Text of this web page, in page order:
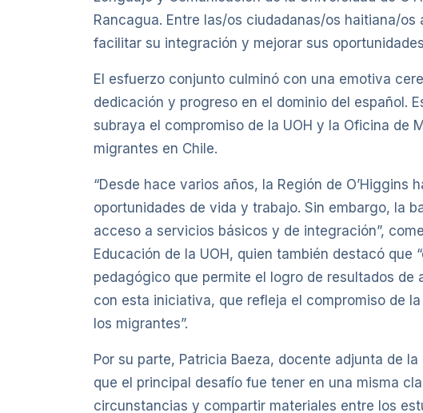
Rancagua. Entre las/os ciudadanas/os haitiana/
facilitar su integración y mejorar sus
El esfuerzo conjunto culminó con una emotiva
dedicación y progreso en el dominio del español.
subraya el compromiso de la UOH y la Oficina de
migrantes en Chile.
“Desde hace varios años, la Región de
oportunidades de vida y trabajo. Sin embargo, la
acceso a servicios básicos y de integración”,
Educación de la UOH, quien también destacó
pedagógico que permite el logro de resultados de
con esta iniciativa, que refleja el compromiso de
los migrantes”.
Por su parte, Patricia Baeza, docente adjunta de
que el principal desafío fue tener en una misma
circunstancias y compartir materiales entre los